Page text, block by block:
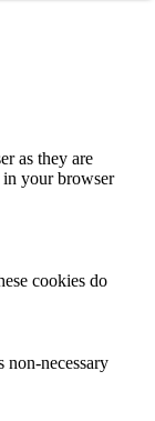
as they are
in your browser
cookies do
non-necessary